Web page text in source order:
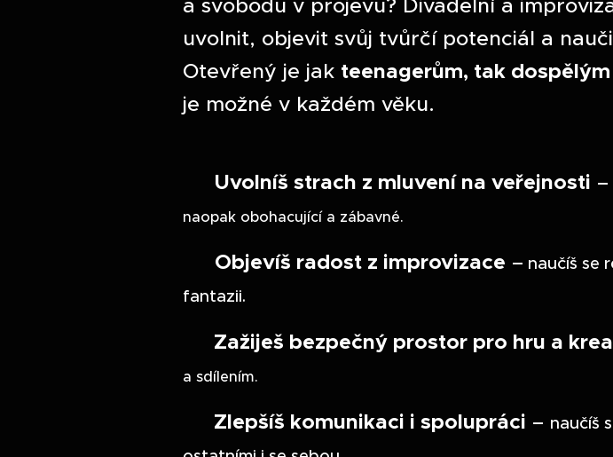
a svobodu v projevu? Divadelní a
uvolnit, objevit svůj tvůrčí potenciál a
Otevřený je jak teenagerům, tak dospělým
je možné v každém věku.
🟣 Uvolníš strach z mluvení na veřejnosti –
naopak obohacující a zábavné.
Objevíš radost z improvizace – naučíš se
fantazii.
🟣 Zažiješ bezpečný prostor pro hru a
a sdílením.
🔴 Zlepšíš komunikaci i spolupráci – naučíš